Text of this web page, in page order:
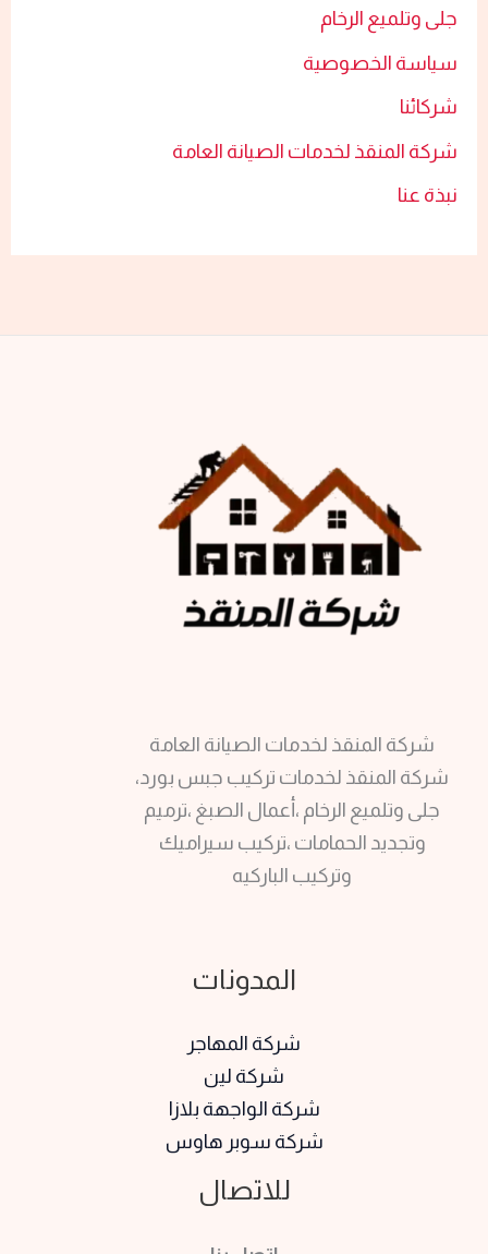
جلى وتلميع الرخام​
سياسة الخصوصية
شركائنا
شركة المنقذ لخدمات الصيانة العامة
نبذة عنا
شركة المنقذ لخدمات الصيانة العامة
شركة المنقذ لخدمات تركيب جبس بورد،
جلى وتلميع الرخام ،أعمال الصبغ ،ترميم
وتجديد الحمامات ،تركيب سيراميك
وتركيب الباركيه
المدونات
شركة المهاجر
شركة لين
شركة الواجهة بلازا
شركة سوبر هاوس
للاتصال